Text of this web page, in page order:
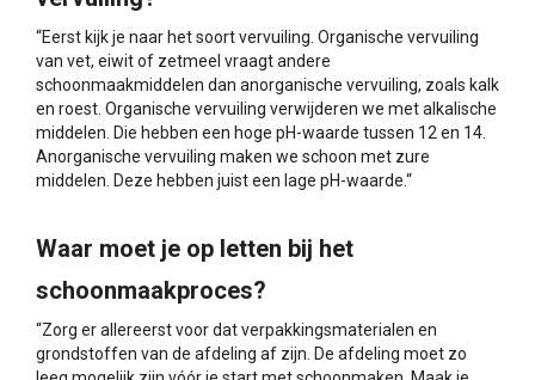
“Eerst kijk je naar het soort vervuiling. Organische vervuiling
van vet, eiwit of zetmeel vraagt andere
schoonmaakmiddelen dan anorganische vervuiling, zoals kalk
en roest. Organische vervuiling verwijderen we met alkalische
middelen. Die hebben een hoge pH-waarde tussen 12 en 14.
Anorganische vervuiling maken we schoon met zure
middelen. Deze hebben juist een lage pH-waarde.“
Waar moet je op letten bij het
schoonmaakproces?
“Zorg er allereerst voor dat verpakkingsmaterialen en
grondstoffen van de afdeling af zijn. De afdeling moet zo